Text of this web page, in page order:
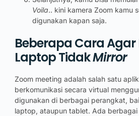
Voila.. kini kamera Zoom kamu
digunakan kapan saja.
Beberapa Cara
Laptop TidakMirror
Zoom meeting adalah salah satu
berkomunikasi secara virtual
digunakan di berbagai perangkat,
laptop, ataupun tablet. Ada